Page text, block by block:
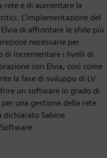
rete e di aumentare la
L’implementazione del
di affrontare le sfide più
necessarie per
di incrementare i livelli di
con Elvia, così come
la fase di sviluppo di LV
un software in grado di
una gestione della rete
dichiarato Sabine